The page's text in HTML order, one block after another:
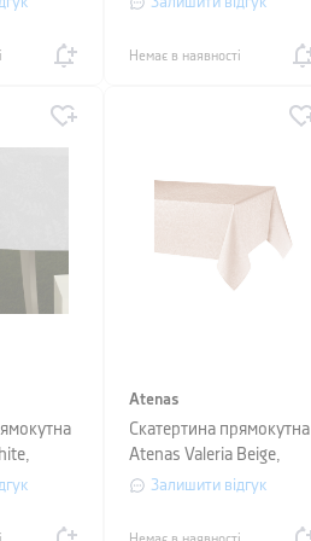
Немає в наявності
см
Atenas
Скатертина прямокутна
Atenas Valeria Beige,
розмір 160х250 см
Залишити відгук